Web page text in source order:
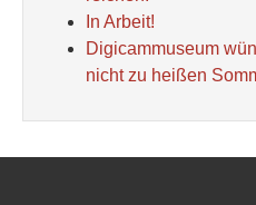
In Arbeit!
Digicammuseum
nicht zu heißen